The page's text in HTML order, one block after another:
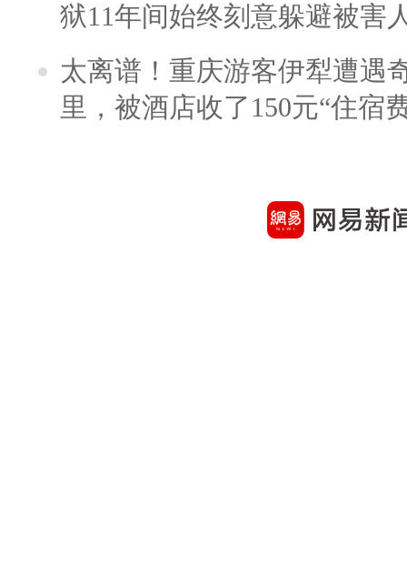
狱11年间始终刻意躲避被害
太离谱！重庆游客伊犁遭遇
里，被酒店收了150元“住宿